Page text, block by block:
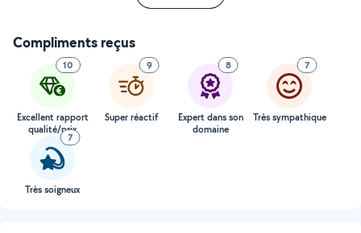
Compliments reçus
10
Excellent rapport
qualité/prix
9
Super réactif
8
Expert dans son
domaine
7
Très sympathique
7
Très soigneux